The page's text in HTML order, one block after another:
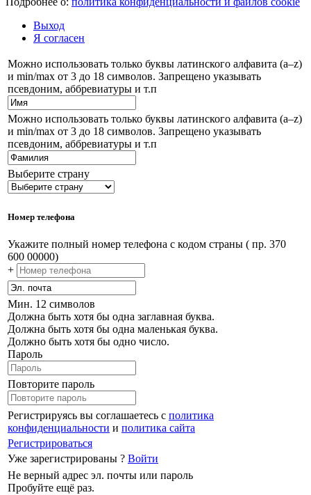
Выход
Я согласен
Можно использовать только буквы латинского алфавита (a–z)
и min/max от 3 до 18 символов. Запрещено указывать
псевдоним, аббревиатуры и т.п
Можно использовать только буквы латинского алфавита (a–z)
и min/max от 3 до 18 символов. Запрещено указывать
псевдоним, аббревиатуры и т.п
Выберите страну
Номер телефона
Укажите полный номер телефона с кодом страны ( пр. 370
600 00000)
+
Мин. 12 символов
Должна быть хотя бы одна заглавная буква.
Должна быть хотя бы одна маленькая буква.
Должно быть хотя бы одно число.
Пароль
Повторите пароль
Регистрируясь вы соглашаетесь с политика
конфиденциальности и политика сайта
Регистрироваться
Уже зарегистрированы ? Войти
Не верный адрес эл. почты или пароль
Пробуйте ещё раз.